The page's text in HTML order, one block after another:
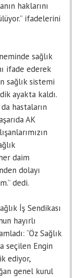
haklarını
ifadelerini
sağlık
ifade ederek
sağlık sistemi
ayakta kaldı.
hastaların
AK
daim
dolayı
dedi.
İş Sendikası
hayırlı
“Öz Sağlık
seçilen Engin
ediyor,
genel kurul